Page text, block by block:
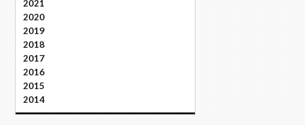
2021
2020
2019
2018
2017
2016
2015
2014